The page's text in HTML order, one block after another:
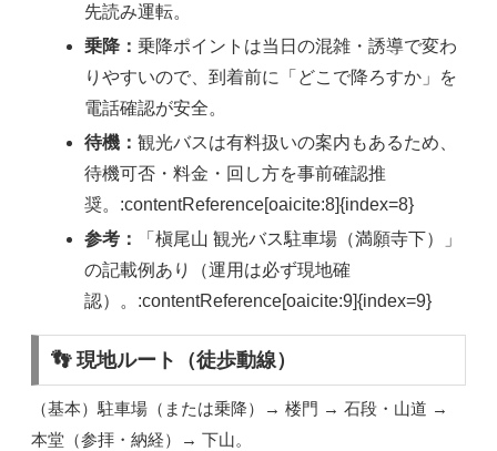
先読み運転。
乗降： 乗降ポイントは当日の混雑・誘導で変わ
りやすいので、到着前に「どこで降ろすか」を
電話確認が安全。
待機：観光バスは有料扱いの案内もあるため、
待機可否・料金・回し方を事前確認推
奨。:contentReference[oaicite:8]{index=8}
参考：
「槇尾山 観光バス駐車場（満願寺下）」
の記載例あり（運用は必ず現地確
認）。:contentReference[oaicite:9]{index=9}
👣 現地ルート（徒歩動線）
（基本）駐車場（または乗降）→ 楼門 → 石段・山道 →
本堂（参拝・納経）→ 下山。